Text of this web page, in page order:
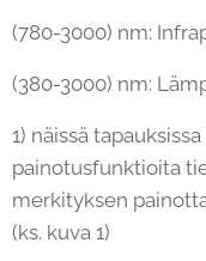
(780-3000) nm:
(380-3000) nm:
1) näissä
painotusfunktioita
merkityksen
(ks. kuva 1)